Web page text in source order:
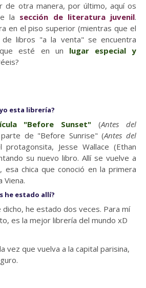
de otra manera, por último, aquí os
la sección de literatura juvenil.
en el piso superior (mientras que el
libros "a la venta" se encuentra
esté en un lugar especial y
esta librería?
"Before Sunset" (Antes del
de "Before Sunrise" (Antes del
Jesse Wallace (Ethan
su nuevo libro. Allí se vuelve a
esa chica que conoció en la primera
Viena.
he estado allí?
dicho, he estado dos veces. Para mí
es la mejor librería del mundo xD
vez que vuelva a la capital parisina,